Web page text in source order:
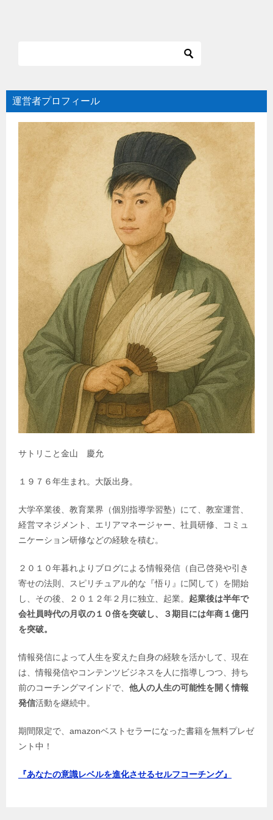
運営者プロフィール
サトリこと金山 慶允
１９７６年生まれ。大阪出身。
大学卒業後、教育業界（個別指導学習塾）にて、教室運営、
経営マネジメント、エリアマネージャー、社員研修、コミュ
ニケーション研修などの経験を積む。
２０１０年暮れよりブログによる情報発信（自己啓発や引き
寄せの法則、スピリチュアル的な『悟り』に関して）を開始
し、その後、２０１２年２月に独立、起業。 起業後は半年で
会社員時代の月収の１０倍を突破し、３期目には年商１億円
を突破。
情報発信によって人生を変えた自身の経験を活かして、現在
は、情報発信やコンテンツビジネスを人に指導しつつ、持ち
前のコーチングマインドで、 他人の人生の可能性を開く情報
発信活動を継続中。
期間限定で、amazonベストセラーになった書籍を無料プレゼ
ント中！
『あなたの意識レベルを進化させるセルフコーチング』